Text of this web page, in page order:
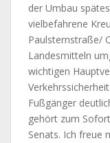
der Umbau
vielbefahrene
Paulsternstraße/
Landesmitteln
wichtigen
Fußgänger
gehört zum
Senats. Ich freue